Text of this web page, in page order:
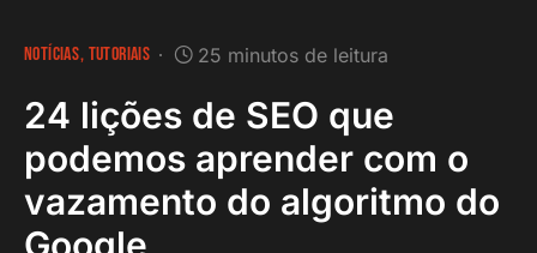
NOTÍCIAS TUTORIAIS 25 minutos de leitura
24 lições de SEO que
podemos aprender com o
vazamento do algoritmo do